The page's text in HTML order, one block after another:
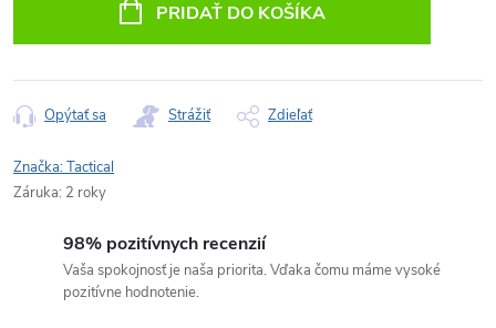
PRIDAŤ DO KOŠÍKA
Opýtať sa Strážiť Zdieľať
Značka:Tactical
Záruka: 2 roky
98% pozitívnych recenzií
Vaša spokojnosť je naša priorita. Vďaka čomu máme vysoké
pozitívne hodnotenie.